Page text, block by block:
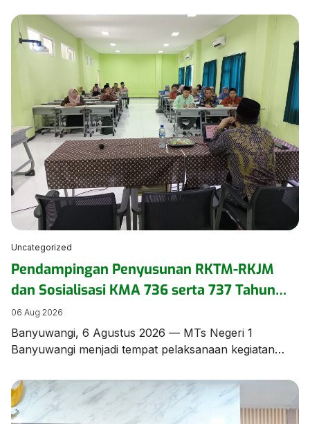
berkebutuhan khusus, Dharma Wanita Persatuan
Unsur Pelaksana MTSN 1 Banyuwangi mengikuti
seminar pengasuhan secara daring pada Kamis
(6/8/2026). ​Kegiatan yang mengusung tema
“Menumbuhkan Kepercayaan Diri Anak Inklusi” ini
diikuti oleh pengurus dan anggota DWP di lingkungan
Kementerian Agama […]
Uncategorized
Pendampingan Penyusunan RKTM-RKJM
dan Sosialisasi KMA 736 serta 737 Tahun
2026 Digelar di MTs Negeri 1 Banyuwangi
06 Aug 2026
Banyuwangi, 6 Agustus 2026 — MTs Negeri 1
Banyuwangi menjadi tempat pelaksanaan kegiatan
Madrasah (RKTM) dan Rencana Kerja Jangka
Menengah (RKJM) serta Sosialisasi KMA Nomor 736
dan 737 Tahun 2026, pada Kamis (06/08/2026).